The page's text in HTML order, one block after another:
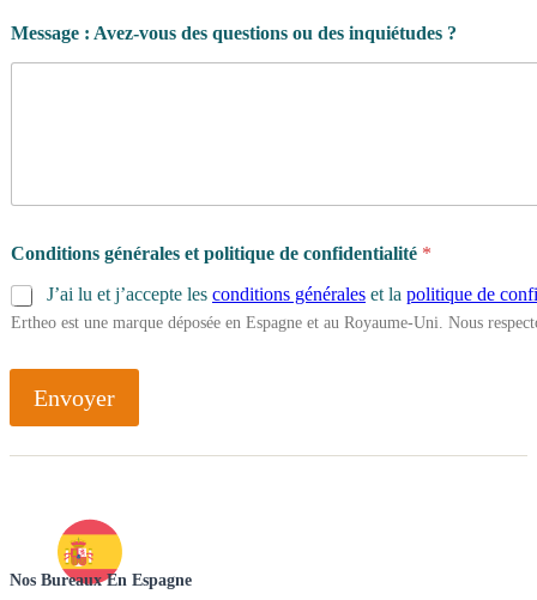
Message : Avez-vous des questions ou des inquiétudes ?
Conditions générales et politique de confidentialité *
J’ai lu et j’accepte les conditions générales et la politique de
Ertheo est une marque déposée en Espagne et au Royaume-Uni. Nous
Envoyer
Nos Bureaux En Espagne